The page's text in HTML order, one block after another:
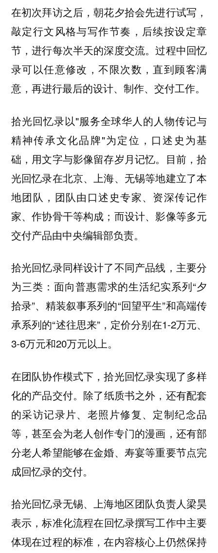
在初次拜访之后，朝花夕拾会先进行试写，
敲定行文风格与写作节奏，后续按设定章
节，进行每次半天的深度交流。过程中回忆
录可以任意修改，不限次数，直到顾客满
意，再进行最后的设计、制作、交付工作。
拾光回忆录以"服务全球华人的人物传记与
精神传承文化品牌"为定位，口述史为基
础，用文字与影像留存岁月记忆。目前，拾
光回忆录在北京、上海、无锡等地建立了本
地团队，团队由口述史专家、资深传记作
家、作协骨干等构成；而设计、影像等多元
交付产品由中央编辑部负责。
拾光回忆录同样设计了不同产品线，主要分
为三类：面向普惠需求的生活纪实系列“夕
拾录”、精装叙事系列的“回望平生”和高端传
承系列的“述往思来”，定价分别在1-2万元、
3-6万元和20万元以上。
在团队协作模式下，拾光回忆录实现了多样
化的产品交付。 除了纸质书之外，还有配套
的采访记录片、老照片修复、定制纪念品
等，甚至会为老人创作专门的漫画，还有部
分老人希望能够在金婚、寿宴等重要节点完
成回忆录的交付。
拾光回忆录无锡、上海地区团队负责人梁昊
表示，标准化流程在回忆录撰写工作中主要
体现在过程的标准，在内容核心上仍然保持